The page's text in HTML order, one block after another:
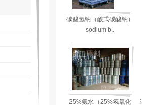
碳酸氢钠（酸式碳酸钠）
sodium b..
25%氨水（25%氢氧化